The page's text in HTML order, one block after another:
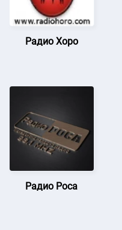
Радио Хоро
Радио Роса